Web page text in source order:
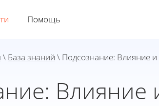
Помощь
\ База знаний \ Подсознание: Влияние